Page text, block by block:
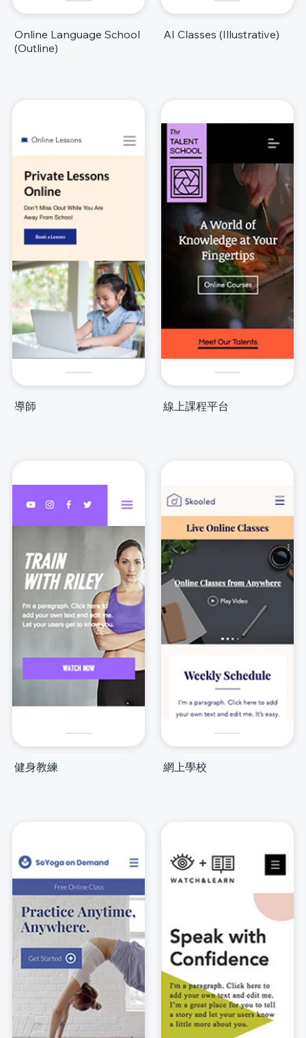
Online Language School
(Outline)
AI Classes (Illustrative)
導師 線上課程平台
健身教練 網上學校